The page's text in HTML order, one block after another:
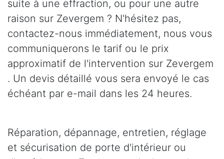
suite à une effraction, ou pour une autre
raison sur Zevergem ? N'hésitez pas,
contactez-nous immédiatement, nous vous
communiquerons le tarif ou le prix
approximatif de l'intervention sur Zevergem
. Un devis détaillé vous sera envoyé le cas
échéant par e-mail dans les 24 heures.
Réparation, dépannage, entretien, réglage
et sécurisation de porte d'intérieur ou